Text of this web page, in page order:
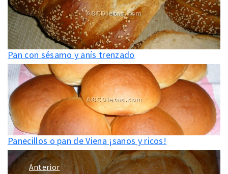
Pan con sésamo y anís trenzado
Panecillos o pan de Viena ¡sanos y ricos!
Navegación
Anterior